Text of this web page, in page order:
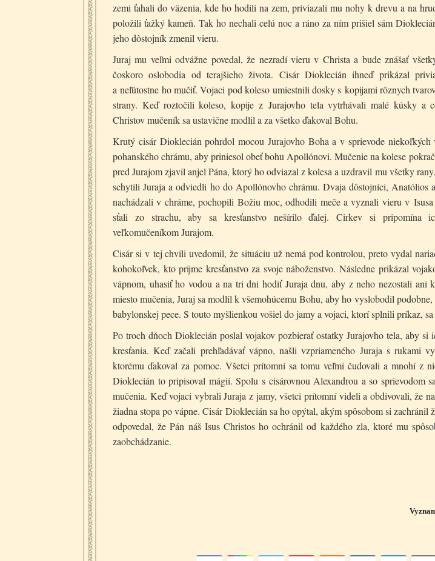
zemi ťahali do väzenia, kde ho hodili na zem, priviazali mu nohy k drevu a na
položili ťažký kameň. Tak ho nechali celú noc a ráno za ním prišiel sám
jeho dôstojník zmenil vieru.
Juraj mu veľmi odvážne povedal, že nezradí vieru v Christa a bude znášať
čoskoro oslobodia od terajšieho života. Cisár Dioklecián ihneď prikázal
a neľútostne ho mučiť. Vojaci pod koleso umiestnili dosky s kopijami rôznych
strany. Keď roztočili koleso, kopije z Jurajovho tela vytrhávali malé kúsky a
Christov mučeník sa ustavične modlil a za všetko ďakoval Bohu.
Krutý cisár Dioklecián pohrdol mocou Jurajovho Boha a v sprievode niekoľkých
pohanského chrámu, aby priniesol obeť bohu Apollónovi. Mučenie na kolese
pred Jurajom zjavil anjel Pána, ktorý ho odviazal z kolesa a uzdravil mu všetky
schytili Juraja a odviedli ho do Apollónovho chrámu. Dvaja dôstojníci, Anatólios
nachádzali v chráme, pochopili Božiu moc, odhodili meče a vyznali vieru v
sťali zo strachu, aby sa kresťanstvo nešírilo ďalej. Cirkev si pripomína
veľkomučeníkom Jurajom.
Cisár si v tej chvíli uvedomil, že situáciu už nemá pod kontrolou, preto vydal
kohokoľvek, kto prijme kresťanstvo za svoje náboženstvo. Následne prikázal
vápnom, uhasiť ho vodou a na tri dni hodiť Juraja dnu, aby z neho nezostali ani
miesto mučenia, Juraj sa modlil k všemohúcemu Bohu, aby ho vyslobodil
babylonskej pece. S touto myšlienkou vošiel do jamy a vojaci, ktorí splnili príkaz,
Po troch dňoch Dioklecián poslal vojakov pozbierať ostatky Jurajovho tela, aby si
kresťania. Keď začali prehľadávať vápno, našli vzpriameného Juraja s rukami
ktorému ďakoval za pomoc. Všetci prítomní sa tomu veľmi čudovali a mnohí z
Dioklecián to pripisoval mágii. Spolu s cisárovnou Alexandrou a so sprievodom
mučenia. Keď vojaci vybrali Juraja z jamy, všetci prítomní videli a obdivovali, že
žiadna stopa po vápne. Cisár Dioklecián sa ho opýtal, akým spôsobom si zachránil
odpovedal, že Pán náš Isus Christos ho ochránil od každého zla, ktoré mu
zaobchádzanie.